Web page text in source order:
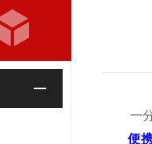
一分
便